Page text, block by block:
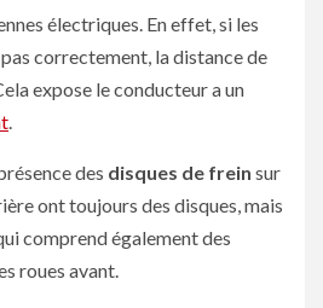
électriques. En effet, si les
correctement, la distance de
expose le conducteur a un
.
des disques de frein sur
ont toujours des disques, mais
comprend également des
roues avant.